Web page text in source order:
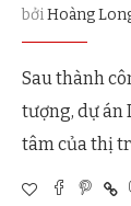
bởiHoàng
Sau thành
tượng, dự án
tâm của thị